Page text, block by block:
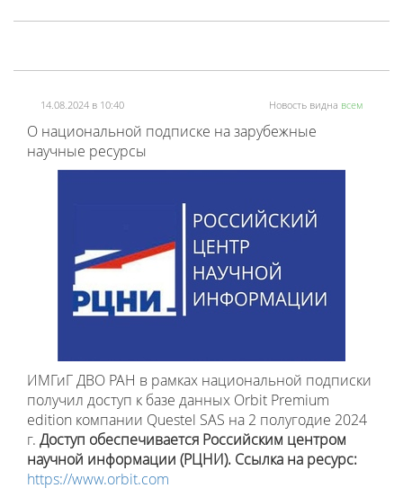
14.08.2024 в 10:40 Новость видна всем
О национальной подписке на зарубежные
научные ресурсы
ИМГиГ ДВО РАН в рамках национальной подписки
получил доступ к базе данных Orbit Premium
edition компании Questel SAS на 2 полугодие 2024
г. Доступ обеспечивается Российским центром
научной информации (РЦНИ). Ссылка на ресурс:
https://www.orbit.com